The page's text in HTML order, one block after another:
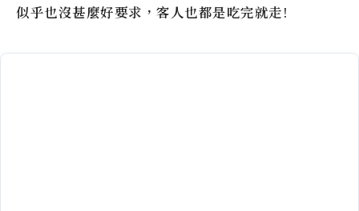
似乎也沒甚麼好要求，客人也都是吃完就走!